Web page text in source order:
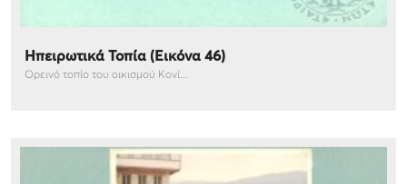
Ηπειρωτικά Τοπία (Εικόνα 46)
Ορεινό τοπίο του οικισμού Κονί...